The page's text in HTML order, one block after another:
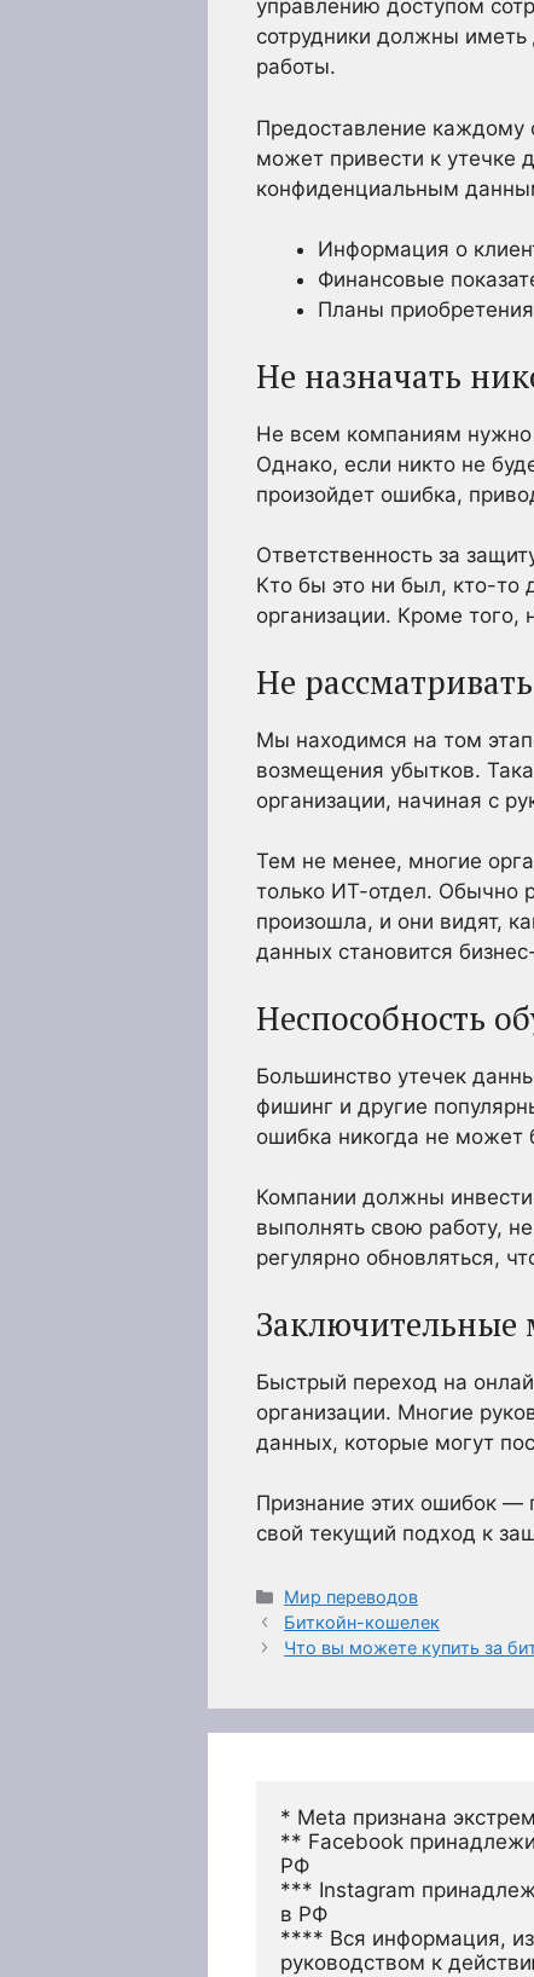
управлению доступом
сотрудники должны
работы.
Предоставление каждому
может привести к утечке
конфиденциальным
Информация о
Финансовые
Планы
Не назначать
Не всем компаниям нужно
Однако, если никто не
произойдет ошибка,
Ответственность за
Кто бы это ни был, кто-то
организации. Кроме
Не
Мы находимся на том
возмещения убытков.
организации, начиная с
Тем не менее, многие
только ИТ-отдел. Обычно
произошла, и они видят,
данных становится
Неспособность
Большинство утечек
фишинг и другие
ошибка никогда не может
Компании должны
выполнять свою работу,
регулярно обновляться,
Заключительные
Быстрый переход на
организации. Многие
данных, которые могут
Признание этих ошибок —
свой текущий подход к
Рубрики
Мир переводов
Биткойн-кошелек
Что вы можете купить за
* Meta признана
** Facebook
РФ
*** Instagram
в РФ
**** Вся информация,
руководством к